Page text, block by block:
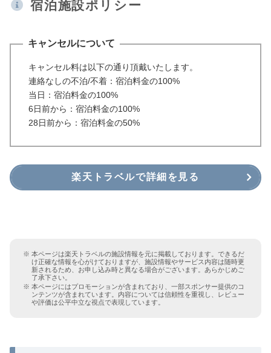
宿泊施設ポリシー
キャンセルについて
キャンセル料は以下の通り頂戴いたします。
連絡なしの不泊/不着：宿泊料金の100%
当日：宿泊料金の100%
6日前から：宿泊料金の100%
28日前から：宿泊料金の50%
楽天トラベルで詳細を見る
本ページは楽天トラベルの施設情報を元に掲載しております。できるだ
け正確な情報を心がけておりますが、施設情報やサービス内容は随時更
新されるため、お申し込み時と異なる場合がございます。あらかじめご
了承下さい。
本ページにはプロモーションが含まれており、一部スポンサー提供のコ
ンテンツが含まれています。内容については信頼性を重視し、レビュー
や評価は公平中立な視点で表現しています。